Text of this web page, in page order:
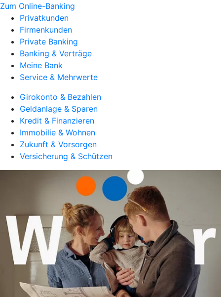
Zum Online-Banking
Privatkunden
Firmenkunden
Private Banking
Banking & Verträge
Meine Bank
Service & Mehrwerte
Girokonto & Bezahlen
Geldanlage & Sparen
Kredit & Finanzieren
Immobilie & Wohnen
Zukunft & Vorsorgen
Versicherung & Schützen